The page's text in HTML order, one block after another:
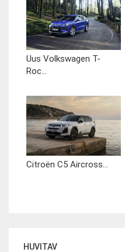
Uus Volkswagen T-
Roc...
Citroën C5 Aircross...
HUVITAV